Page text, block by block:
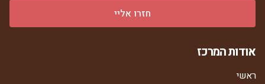
חזרו אליי
אודות המרכז
ראשי